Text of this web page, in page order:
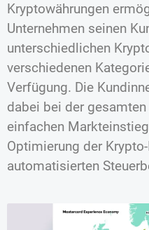
Kryptowährungen
Unternehmen seinen
unterschiedlichen
verschiedenen
Verfügung. Die
dabei bei der
einfachen
Optimierung der
automatisierten